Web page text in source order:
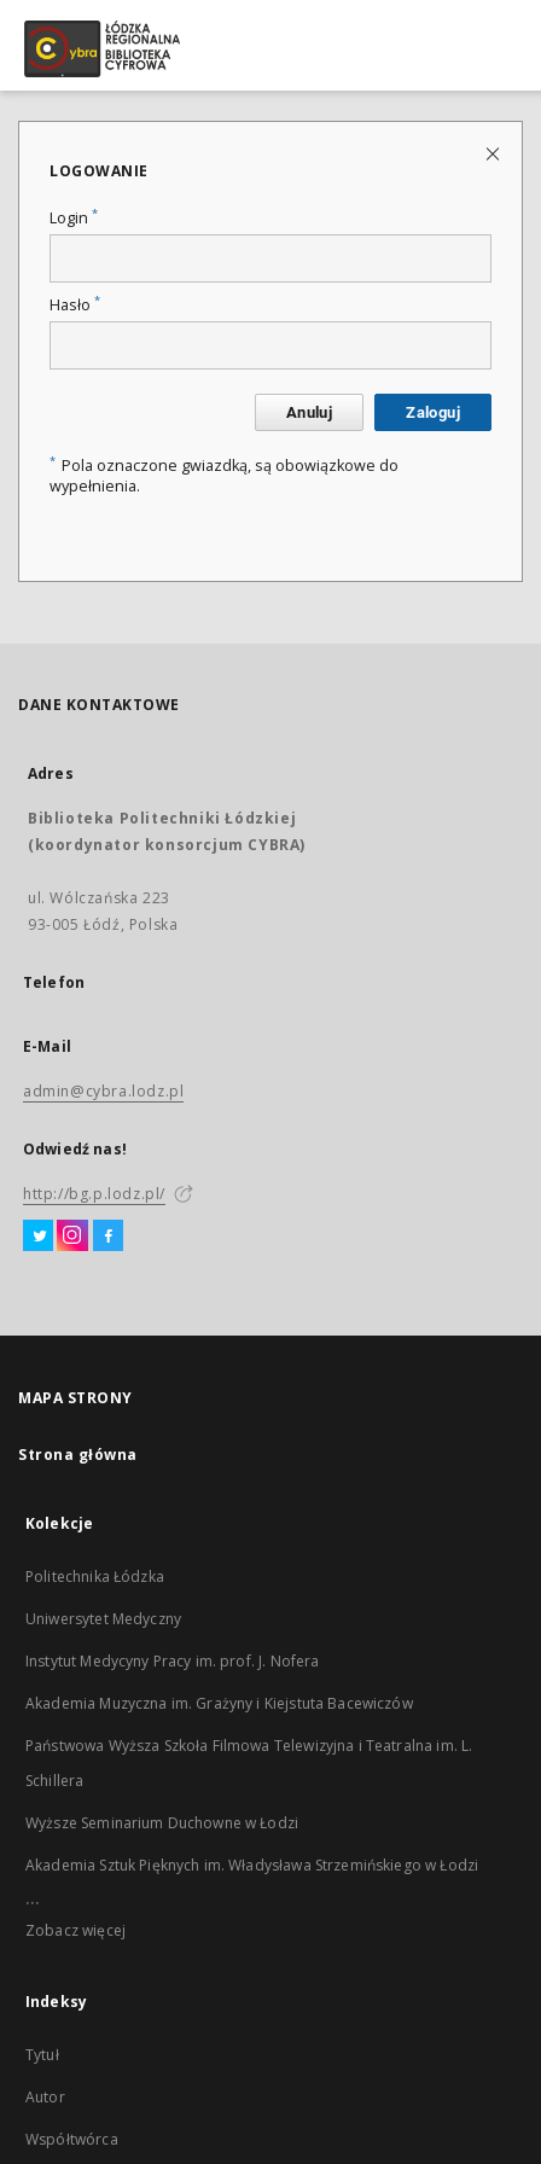
LOGOWANIE
Login *
Hasło *
Anuluj Zaloguj
* Pola oznaczone gwiazdką, są obowiązkowe do
wypełnienia.
DANE KONTAKTOWE
Adres
Biblioteka Politechniki Łódzkiej
(koordynator konsorcjum CYBRA)
ul. Wólczańska 223
93-005 Łódź, Polska
Telefon
E-Mail
admin@cybra.lodz.pl
Odwiedź nas!
http://bg.p.lodz.pl/
MAPA STRONY
Strona główna
Kolekcje
Politechnika Łódzka
Uniwersytet Medyczny
Instytut Medycyny Pracy im. prof. J. Nofera
Akademia Muzyczna im. Grażyny i Kiejstuta Bacewiczów
Państwowa Wyższa Szkoła Filmowa Telewizyjna i Teatralna im. L.
Schillera
Wyższe Seminarium Duchowne w Łodzi
Akademia Sztuk Pięknych im. Władysława Strzemińskiego w Łodzi
...
Zobacz więcej
Indeksy
Tytuł
Autor
Współtwórca